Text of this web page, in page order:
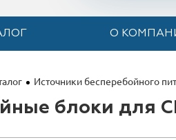
О
Источники бесперебойного
блоки для